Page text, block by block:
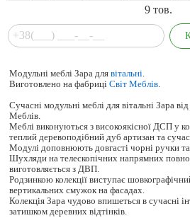
9тов.
Модульні меблі Зара длявітальні.
Виготовлено на фабриціСвіт Меблів.
Сучасні модульні меблі для вітальні Зара
Меблів.
Меблі виконуються з високоякісної ДСП у
теплий деревоподібний дуб артизан та
Модулі доповнюють довгасті чорні ручки
Шухляди на телескопічних напрямних
виготовляється з ДВП.
Родзинкою колекції виступає
вертикальних смужок на фасадах.
Колекція Зара чудово впишеться в сучасні
затишком деревних відтінків.